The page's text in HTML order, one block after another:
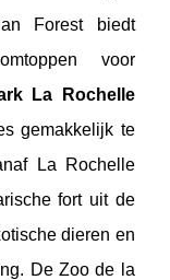
Forest biedt
voor
La Rochelle
gemakkelijk te
La Rochelle
fort uit de
dieren en
De Zoo de la